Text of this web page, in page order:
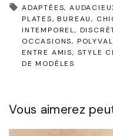
ADAPTÉES
PLATES
BUREAU
INTEMPOREL
OCCASIONS
ENTRE AMIS STYLE
DE MODÈLES
Vous aimerez